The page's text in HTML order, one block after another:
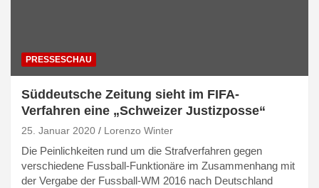
PRESSESCHAU
Süddeutsche Zeitung sieht im FIFA-
Verfahren eine „Schweizer Justizposse“
25. Januar 2020 Lorenzo Winter
Die Peinlichkeiten rund um die Strafverfahren gegen
verschiedene Fussball-Funktionäre im Zusammenhang mit
der Vergabe der Fussball-WM 2016 nach Deutschland